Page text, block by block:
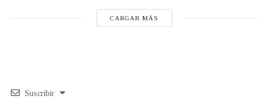
CARGAR MÁS
Suscribir